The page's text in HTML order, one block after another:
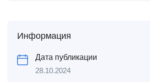
Информация
Дата публикации
28.10.2024